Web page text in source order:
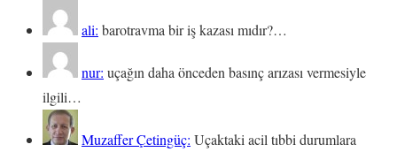
ali: barotravma bir iş kazası mıdır?…
nur: uçağın daha önceden basınç arızası vermesiyle
ilgili…
Muzaffer Çetingüç: Uçaktaki acil tıbbi durumlara